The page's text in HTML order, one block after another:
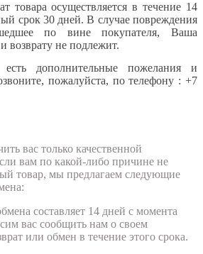
товара осуществляется в течение 14
срок 30 дней. В случае повреждения
по вине покупателя, Ваша
возврату не подлежит.
дополнительные пожелания и
пожалуйста, по телефону : +7
вас только качественной
вам по какой-либо причине не
товар, мы предлагаем следующие
составляет 14 дней с момента
вас сообщить нам о своем
или обмен в течение этого срока.